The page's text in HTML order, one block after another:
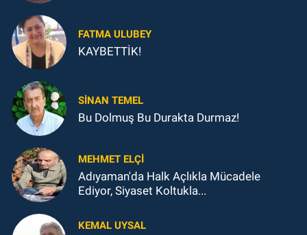
FATMA ULUBEY
KAYBETTİK!
SINAN TEMEL
Bu Dolmuş Bu Durakta Durmaz!
MEHMET ELÇI
Adıyaman'da Halk Açlıkla Mücadele
Ediyor, Siyaset Koltukla...
KEMAL UYSAL